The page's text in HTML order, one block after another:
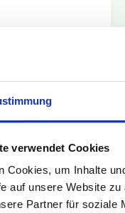
verwendet Cookies
Cookies, um Inhalte
auf unsere Website
Partner für soziale
Fahrbahn-
die B1 in
Salzkotten
bis zum 16.
gesperrt.
490, 493
während